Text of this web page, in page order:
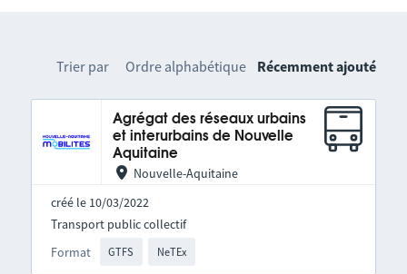
Trier par Ordre alphabétique Récemment ajouté
Agrégat des réseaux urbains
et interurbains de Nouvelle
Aquitaine
Nouvelle-Aquitaine
créé le 10/03/2022
Format GTFS NeTEx
Transport public collectif